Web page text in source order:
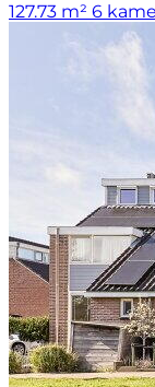
127.73 m² 6